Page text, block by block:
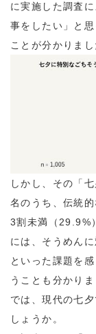
に実施した調査
事をしたい」と
ことが分かりまし
しかし、その「
名のうち、伝統
3割未満（29.9%
には、そうめん
といった課題を
うことも分かりま
では、現代の七
しょうか。